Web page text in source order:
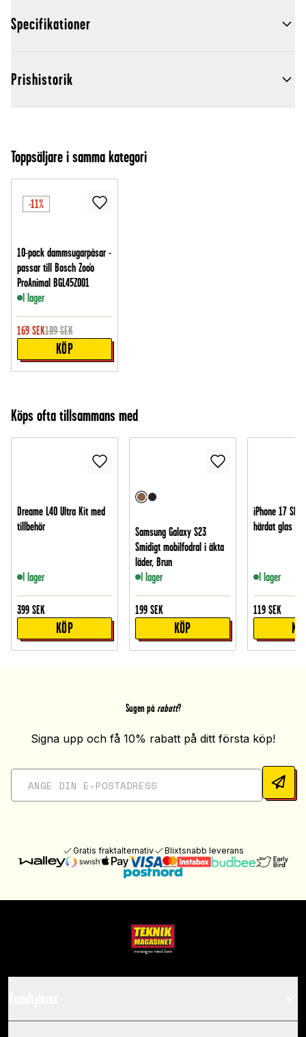
Specifikationer
Prishistorik
Toppsäljare i samma kategori
-11%
10-pack dammsugarpåsar -
passar till Bosch Zoo'o
ProAnimal BGL45ZOO1
I lager
169 SEK189 SEK
KÖP
Köps ofta tillsammans med
Dreame L40 Ultra Kit med
tillbehör
I lager
399 SEK
KÖP
Samsung Galaxy S23
Smidigt mobilfodral i äkta
läder, Brun
I lager
199 SEK
KÖP
iPhone 17
härdat glas
I lager
119 SEK
Sugen på rabatt?
Signa upp och få 10% rabatt på ditt första köp!
Gratis fraktalternativ Blixtsnabb leverans